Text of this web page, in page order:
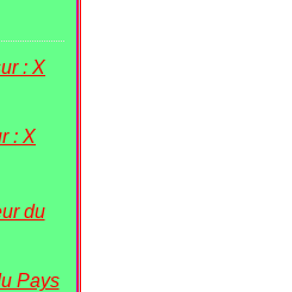
: X
Pays